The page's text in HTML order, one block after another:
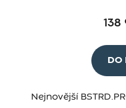
138
DO
Nejnovější